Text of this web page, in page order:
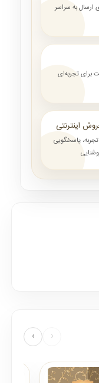
ارسال به سراسر
برای تجربه‌ای
پاسخگویی
‹
›